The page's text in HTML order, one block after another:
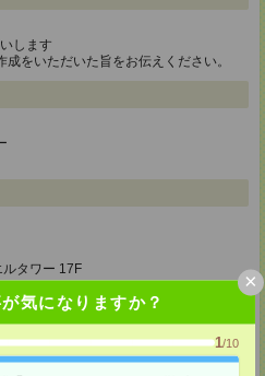
気になりますか？
1/10
×
します
をいただいた旨をお伝えください。
タワー 17F